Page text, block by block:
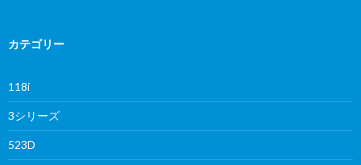
カテゴリー
118i
3シリーズ
523D